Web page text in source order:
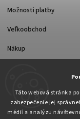
Táto webová stránka
zabezpečenie jej
médií a analýzu
Možnosti platby
Veľkoobchod
Nákup